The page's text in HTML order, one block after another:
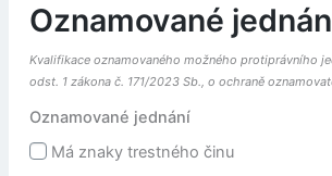
Oznamované
Kvalifikace oznamovaného možného protiprávního
odst. 1 zákona č. 171/2023 Sb., o ochraně
Oznamované jednání
Má znaky trestného činu